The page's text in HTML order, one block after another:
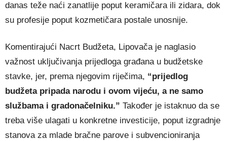
danas teže naći zanatlije poput keramičara ili zidara, dok
su profesije poput kozmetičara postale unosnije.
Komentirajući Nacrt Budžeta, Lipovača je naglasio
važnost uključivanja prijedloga građana u budžetske
stavke, jer, prema njegovim riječima, “prijedlog
budžeta pripada narodu i ovom vijeću, a ne samo
službama i gradonačelniku.” Također je istaknuo da se
treba više ulagati u konkretne investicije, poput izgradnje
stanova za mlade bračne parove i subvencioniranja